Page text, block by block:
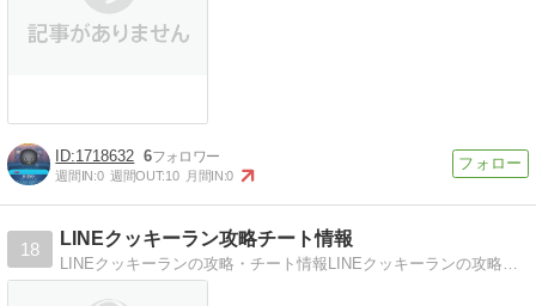
1718632 6
週間IN:0 週間OUT:10 月間IN:0
18
LINEクッキーラン攻略チート情報